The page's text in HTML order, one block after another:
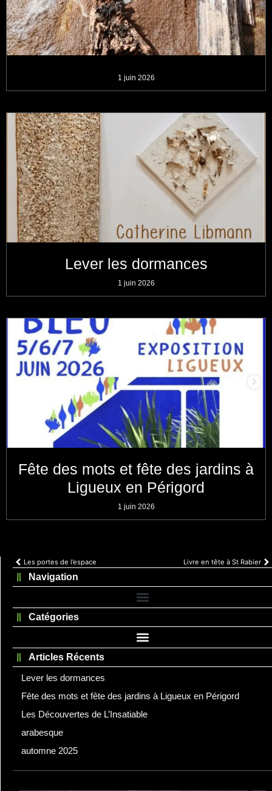
1 juin 2026
Lever les dormances
1 juin 2026
Fête des mots et fête des jardins à
Ligueux en Périgord
1 juin 2026
Les portes de l’espace Livre en tête à St Rabier
Navigation
Catégories
Articles Récents
Lever les dormances
Fête des mots et fête des jardins à Ligueux en Périgord
Les Découvertes de L’Insatiable
arabesque
automne 2025